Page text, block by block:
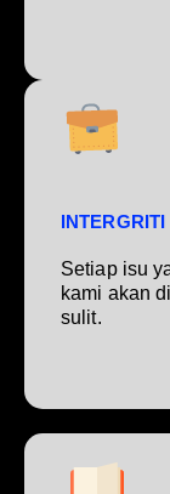
INTERGRITI
Setiap isu
kami akan
sulit.